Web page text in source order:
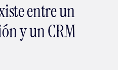
entre un
y un CRM